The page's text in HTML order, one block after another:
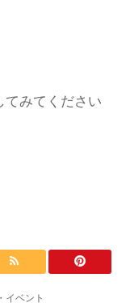
てみてください
イベント